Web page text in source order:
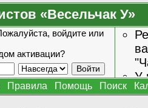
«Весельчак У»
войдите или
активации?
У
Правила Помощь Поиск